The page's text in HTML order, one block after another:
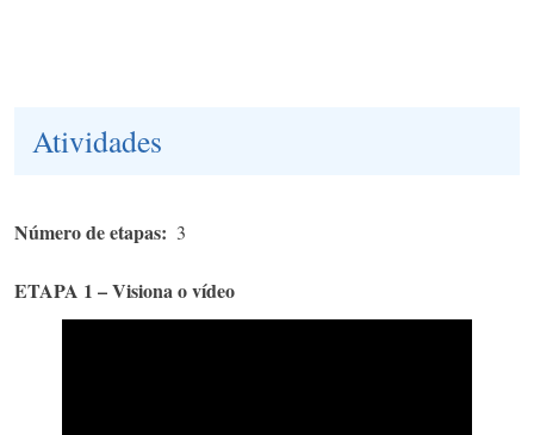
Atividades
Número de etapas 3
ETAPA 1 – Visiona o vídeo